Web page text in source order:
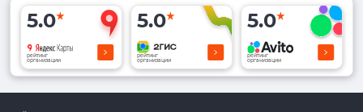
5.0
рейтинг
организации
5.0
рейтинг
организации
5.0
рейтинг
организации